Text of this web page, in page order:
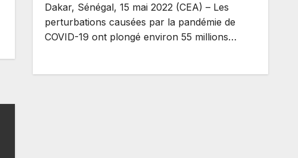
Dakar, Sénégal, 15 mai 2022 (CEA) – Les
perturbations causées par la pandémie de
COVID-19 ont plongé environ 55 millions…